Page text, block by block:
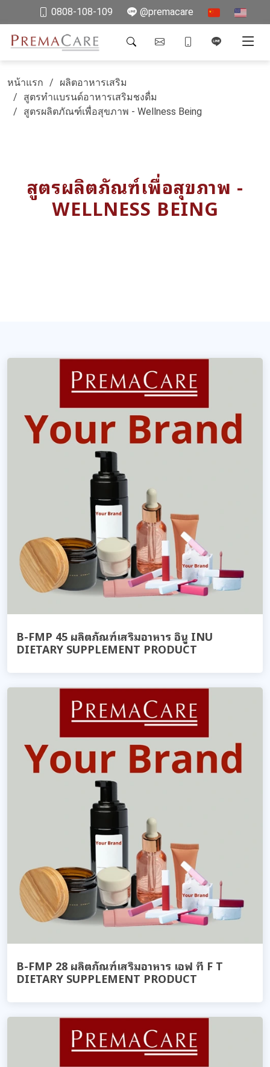
0808-108-109 @premacare
หน้าแรก
ผลิตอาหารเสริม
สูตรทำแบรนด์อาหารเสริมชงดื่ม
สูตรผลิตภัณฑ์เพื่อสุขภาพ - Wellness Being
สูตรผลิตภัณฑ์เพื่อสุขภาพ -
WELLNESS BEING
B-FMP 45 ผลิตภัณฑ์เสริมอาหาร อินู INU
DIETARY SUPPLEMENT PRODUCT
B-FMP 28 ผลิตภัณฑ์เสริมอาหาร เอฟ ที F T
DIETARY SUPPLEMENT PRODUCT